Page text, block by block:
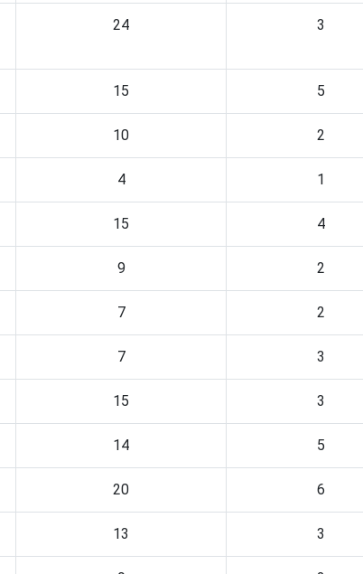
24 3
15 5
10 2
4 1
15 4
9 2
7 2
7 3
15 3
14 5
20 6
13 3